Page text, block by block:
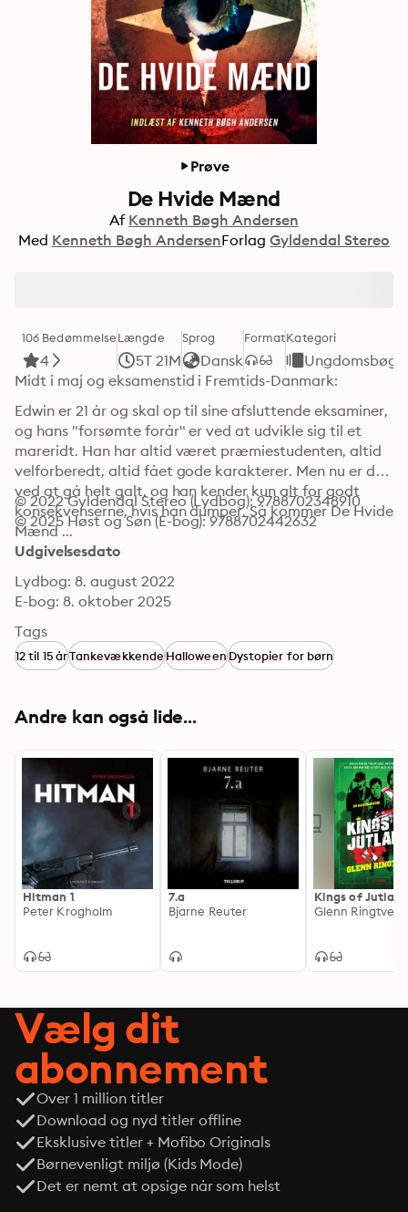
Prøve
De Hvide Mænd
Af Kenneth Bøgh Andersen
Med Kenneth Bøgh AndersenForlag Gyldendal Stereo
106 Bedømmelse
4
Længde
5T 21M
Sprog
Dansk
FormatKategori
Midt i maj og eksamenstid i Fremtids-Danmark:
Edwin er 21 år og skal op til sine afsluttende eksaminer,
og hans "forsømte forår" er ved at udvikle sig til et
mareridt. Han har altid været præmiestudenten, altid
velforberedt, altid fået gode karakterer. Men nu er det
ved at gå helt galt, og han kender kun alt for godt
konsekvenserne, hvis han dumper. Så kommer De Hvide
Mænd ...
© 2022 Gyldendal Stereo (Lydbog): 9788702348910
© 2025 Høst og Søn (E-bog): 9788702442632
Udgivelsesdato
Lydbog: 8. august 2022
E-bog: 8. oktober 2025
Tags
12 til 15 årTankevækkendeHalloweenDystopier for børn
Andre kan også lide...
Hitman 1
Peter Krogholm
7.a
Bjarne Reuter
Kings of
Glenn Ringtved
Vælg dit
abonnement
Over 1 million titler
Download og nyd titler offline
Eksklusive titler + Mofibo Originals
Børnevenligt miljø (Kids Mode)
Det er nemt at opsige når som helst